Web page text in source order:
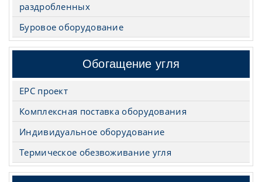
раздробленных
Буровое оборудование
Обогащение угля
EPC проект
Комплексная поставка оборудования
Индивидуальное оборудование
Термическое обезвоживание угля